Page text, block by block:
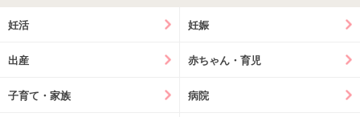
妊活 妊娠
出産 赤ちゃん・育児
子育て・家族 病院